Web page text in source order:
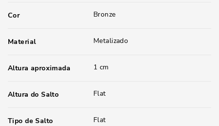
Cor Bronze
Material Metalizado
Altura aproximada 1 cm
Altura do Salto Flat
Tipo de Salto Flat